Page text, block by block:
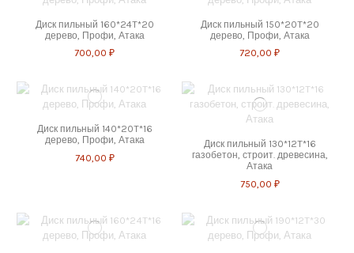
Диск пильный 160*24T*20
дерево, Профи, Атака
700,00 ₽
Диск пильный 150*20T*20
дерево, Профи, Атака
720,00 ₽
Диск пильный 140*20T*16
дерево, Профи, Атака
740,00 ₽
Диск пильный 130*12T*16
газобетон, строит. древесина,
Атака
750,00 ₽